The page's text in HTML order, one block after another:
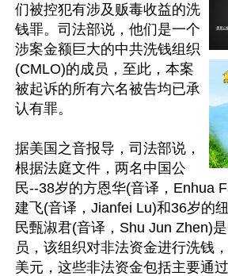
们被控犯有涉及贩毒收益的洗
钱罪。司法部说，他们是一个
涉案金额巨大的中共洗钱组织
(CMLO)的成员，至此，本案
被起诉的所有六名被告均已承
认有罪。
据美国之音报导，司法部说，
根据法庭文件，两名中国公
民--38岁的方恩华(音译，Enhua
建飞(音译，Jianfei Lu)和36岁的
民甄淑君(音译，Shu Jun Zhen)
员，该组织对非法资金进行洗钱
美元，这些非法资金包括主要通